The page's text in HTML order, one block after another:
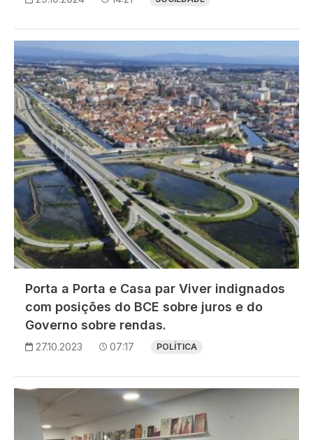
Imagem
Porta a Porta e Casa par Viver indignados
com posições do BCE sobre juros e do
Governo sobre rendas.
27.10.2023 07:17 POLÍTICA
Imagem